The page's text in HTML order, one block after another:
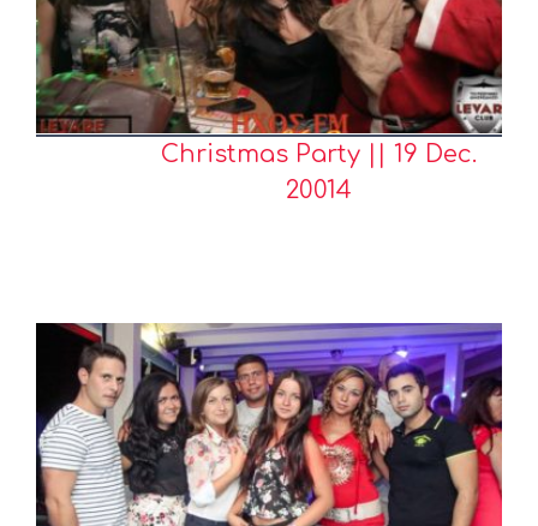
Christmas Party || 19 Dec.
20014